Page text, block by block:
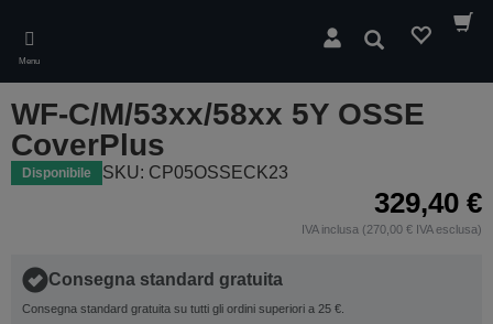
main
content
Menu
Cerca
WF-C/M/53xx/58xx 5Y OSSE
CoverPlus
Disponibile SKU: CP05OSSECK23
329,40 €
IVA inclusa (270,00 € IVA esclusa)
Consegna standard gratuita
Consegna standard gratuita su tutti gli ordini superiori a 25 €.